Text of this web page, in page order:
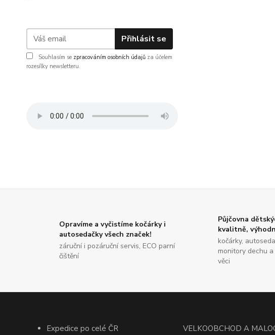
Přihlásit se
Souhlasím se zpracováním osobních údajů za účelem
rozesílky newsletteru.
Opravíme a vyčistíme kočárky i
autosedačky všech značek!
záruční i pozáruční servis, ECO parní
čištění
Půjčovna
kvalitně,
kočárky,
monitory dechu
věci
Expedice po celé ČR
VELKOOBCHOD A